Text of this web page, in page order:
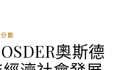
分數
奧斯德